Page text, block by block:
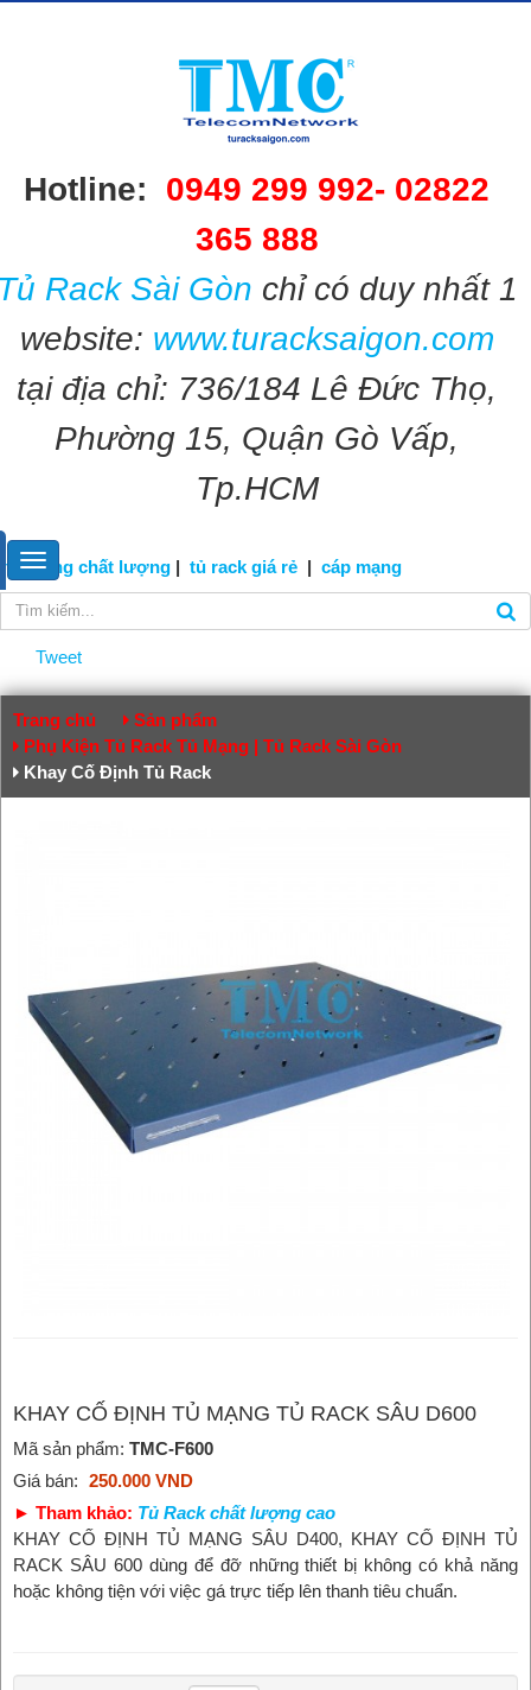
Hotline: 0949 299 992- 02822
365 888​​
Rack Sài Gòn chỉ có duy nhất 1
website: www.turacksaigon.com
tại địa chỉ: 736/184 Lê Đức Thọ,
Phường 15, Quận Gò Vấp,
Tp.HCM
tủ mạng chất lượng | tủ rack giá rẻ | cáp mạng
Tweet
Trang chủ
Sản phẩm
Phụ Kiện Tủ Rack Tủ Mạng | Tủ Rack Sài Gòn
Khay Cố Định Tủ Rack
KHAY CỐ ĐỊNH TỦ MẠNG TỦ RACK SÂU D600
Mã sản phẩm: TMC-F600
Giá bán: 250.000 VND
► Tham khảo: Tủ Rack chất lượng cao
KHAY CỐ ĐỊNH TỦ MẠNG SÂU D400, KHAY CỐ ĐỊNH TỦ
RACK SÂU 600 dùng để đỡ những thiết bị không có khả năng
hoặc không tiện với việc gá trực tiếp lên thanh tiêu chuẩn.